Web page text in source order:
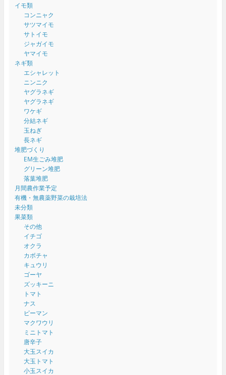
イモ類
コンニャク
サツマイモ
サトイモ
ジャガイモ
ヤマイモ
ネギ類
エシャレット
ニンニク
ヤグラネギ
ヤグラネギ
ワケギ
分結ネギ
玉ねぎ
長ネギ
堆肥づくり
EM生ごみ堆肥
グリーン堆肥
落葉堆肥
月間農作業予定
有機・無農薬野菜の栽培法
未分類
果菜類
その他
イチゴ
オクラ
カボチャ
キュウリ
ゴーヤ
ズッキーニ
トマト
ナス
ピーマン
マクワウリ
ミニトマト
唐辛子
大玉スイカ
大玉トマト
小玉スイカ